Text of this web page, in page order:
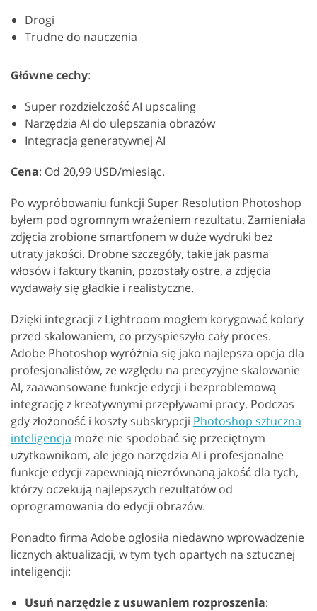
Drogi
Trudne do nauczenia
Główne cechy:
Super rozdzielczość AI upscaling
Narzędzia AI do ulepszania obrazów
Integracja generatywnej AI
Cena: Od 20,99 USD/miesiąc.
Po wypróbowaniu funkcji Super Resolution Photoshop
byłem pod ogromnym wrażeniem rezultatu. Zamieniała
zdjęcia zrobione smartfonem w duże wydruki bez
utraty jakości. Drobne szczegóły, takie jak pasma
włosów i faktury tkanin, pozostały ostre, a zdjęcia
wydawały się gładkie i realistyczne.
Dzięki integracji z Lightroom mogłem korygować kolory
przed skalowaniem, co przyspieszyło cały proces.
Adobe Photoshop wyróżnia się jako najlepsza opcja dla
profesjonalistów, ze względu na precyzyjne skalowanie
AI, zaawansowane funkcje edycji i bezproblemową
integrację z kreatywnymi przepływami pracy. Podczas
gdy złożoność i koszty subskrypcji Photoshop sztuczna
inteligencja może nie spodobać się przeciętnym
użytkownikom, ale jego narzędzia AI i profesjonalne
funkcje edycji zapewniają niezrównaną jakość dla tych,
którzy oczekują najlepszych rezultatów od
oprogramowania do edycji obrazów.
Ponadto firma Adobe ogłosiła niedawno wprowadzenie
licznych aktualizacji, w tym tych opartych na sztucznej
inteligencji:
Usuń narzędzie z usuwaniem rozproszenia: